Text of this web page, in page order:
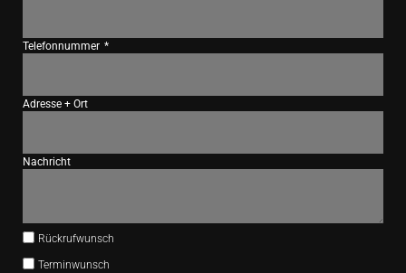
Telefonnummer
Adresse + Ort
Nachricht
Rückrufwunsch
Terminwunsch